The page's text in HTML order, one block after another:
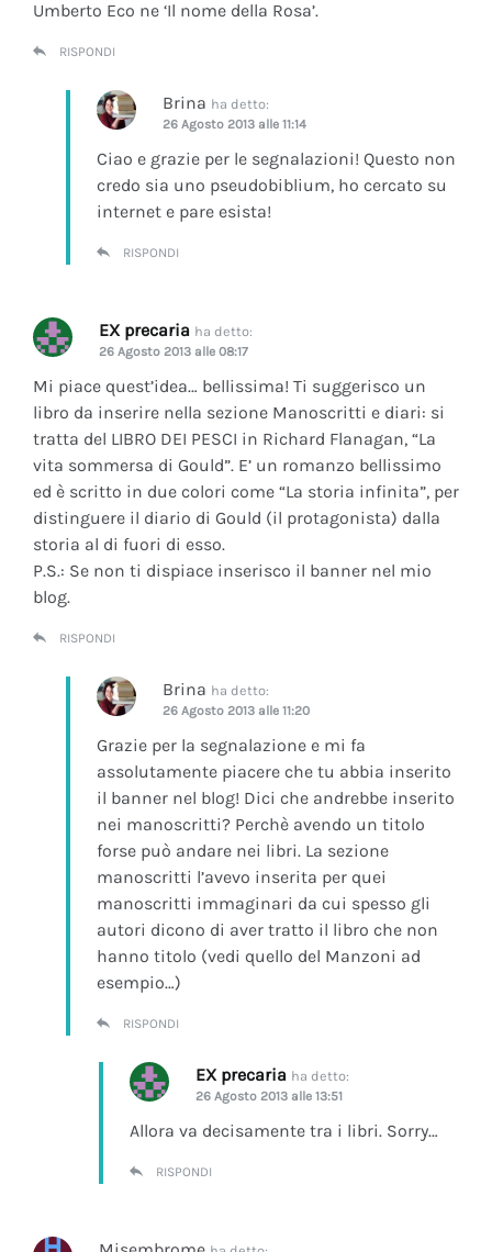
Umberto Eco ne ‘Il nome della Rosa’.
RISPONDI
Brina ha detto:
26 Agosto 2013 alle 11:14
Ciao e grazie per le segnalazioni! Questo non
credo sia uno pseudobiblium, ho cercato su
internet e pare esista!
RISPONDI
EX precaria ha detto:
26 Agosto 2013 alle 08:17
Mi piace quest’idea… bellissima! Ti suggerisco un
libro da inserire nella sezione Manoscritti e diari: si
tratta del LIBRO DEI PESCI in Richard Flanagan, “La
vita sommersa di Gould”. E’ un romanzo bellissimo
ed è scritto in due colori come “La storia infinita”, per
distinguere il diario di Gould (il protagonista) dalla
storia al di fuori di esso.
P.S.: Se non ti dispiace inserisco il banner nel mio
blog.
RISPONDI
Brina ha detto:
26 Agosto 2013 alle 11:20
Grazie per la segnalazione e mi fa
assolutamente piacere che tu abbia inserito
il banner nel blog! Dici che andrebbe inserito
nei manoscritti? Perchè avendo un titolo
forse può andare nei libri. La sezione
manoscritti l’avevo inserita per quei
manoscritti immaginari da cui spesso gli
autori dicono di aver tratto il libro che non
hanno titolo (vedi quello del Manzoni ad
esempio…)
RISPONDI
EX precaria ha detto:
26 Agosto 2013 alle 13:51
Allora va decisamente tra i libri. Sorry…
RISPONDI